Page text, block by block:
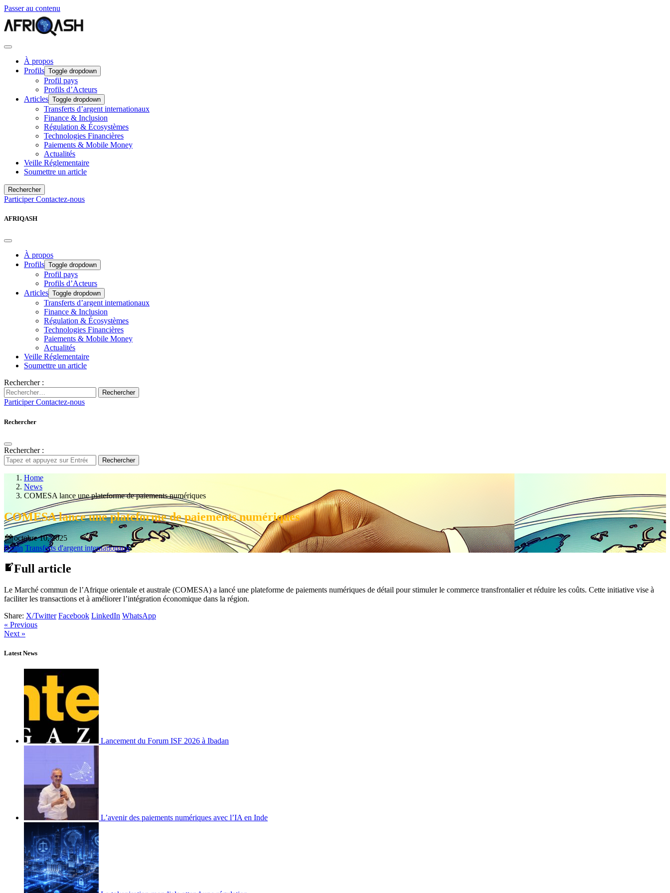
Passer au contenu
À propos
Profils Toggle dropdown
Profil pays
Profils d’Acteurs
Articles Toggle dropdown
Transferts d’argent internationaux
Finance & Inclusion
Régulation & Écosystèmes
Technologies Financières
Paiements & Mobile Money
Actualités
Veille Réglementaire
Soumettre un article
Rechercher
ParticiperContactez-nous
AFRIQASH
À propos
Profils Toggle dropdown
Profil pays
Profils d’Acteurs
Articles Toggle dropdown
Transferts d’argent internationaux
Finance & Inclusion
Régulation & Écosystèmes
Technologies Financières
Paiements & Mobile Money
Actualités
Veille Réglementaire
Soumettre un article
Rechercher :
Rechercher
ParticiperContactez-nous
Rechercher
Rechercher :
Rechercher
Home
News
COMESA lance une plateforme de paiements numériques
COMESA lance une plateforme de paiements numériques
octobre 10, 2025
Benin Transferts d'argent internationaux
Full article
Le Marché commun de l’Afrique orientale et australe (COMESA) a lancé une plateforme de paiements numériques de détail pour stimuler le commerce transfrontalier et réduire les coûts. Cette initiative vise à
faciliter les transactions et à améliorer l’intégration économique dans la région.
Share: X/Twitter Facebook LinkedIn WhatsApp
« Previous
Next »
Latest News
Lancement du Forum ISF 2026 à Ibadan
L’avenir des paiements numériques avec l’IA en Inde